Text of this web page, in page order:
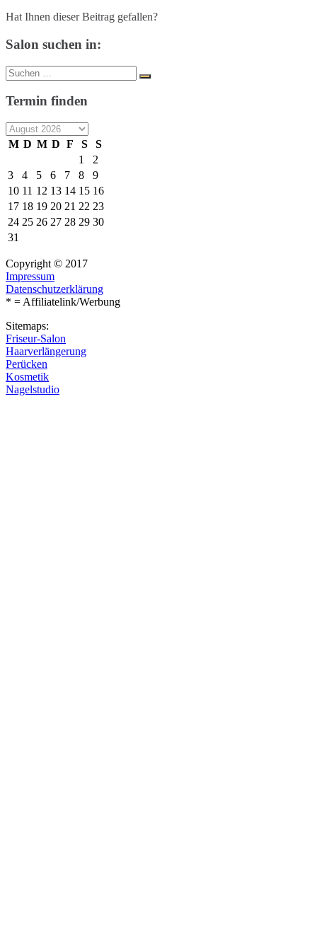
Hat Ihnen dieser Beitrag gefallen?
Salon suchen in:
Suche
nach:
Suchen
Termin finden
M D M D F S
S
1
2
3
4 5 6 7 8
9
10 11 12 13 14 15 16
17 18 19 20 21 22 23
24 25 26 27 28 29 30
31
Copyright © 2017
Impressum
Datenschutzerklärung
* = Affiliatelink/Werbung
Sitemaps:
Friseur-Salon
Haarverlängerung
Perücken
Kosmetik
Nagelstudio